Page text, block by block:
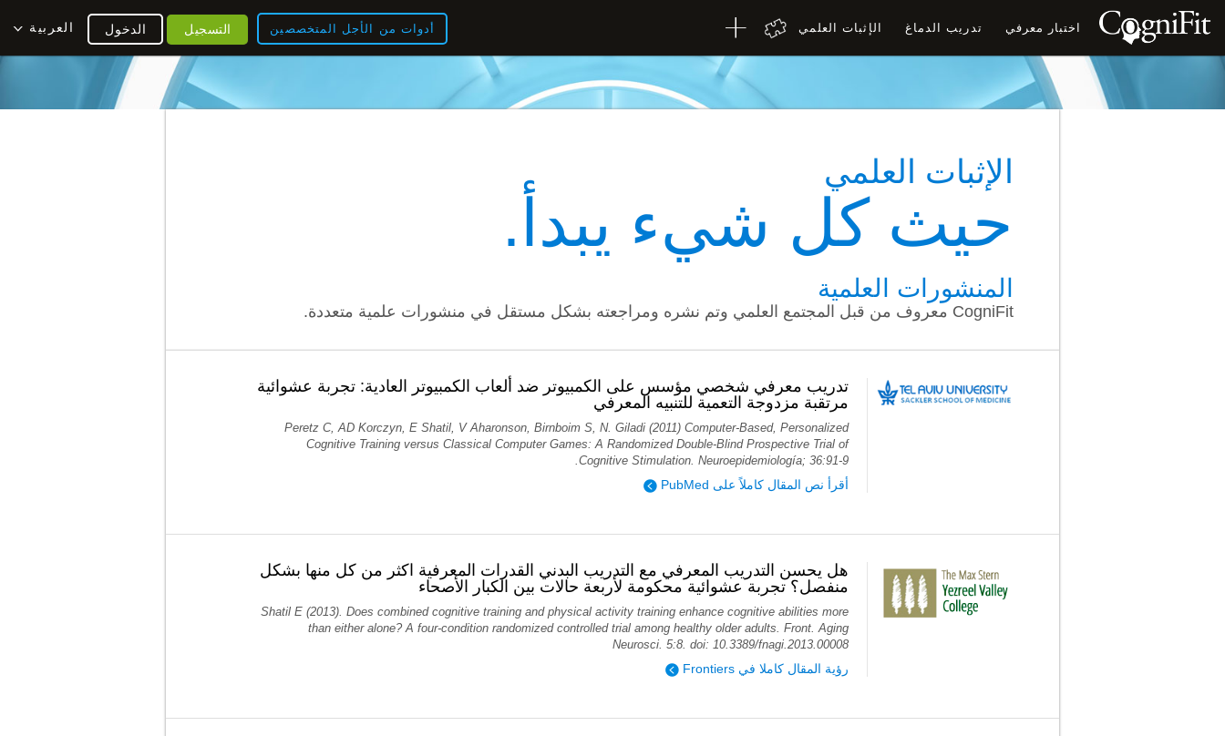
اختبار معرفي تدريب الدماغ الإثبات العلمي أدوات من الأجل المتخصصين العربية الدخول التسجيل
الإثبات العلمي
حيث كل شيء يبدأ.
المنشورات العلمية
CogniFit معروف من قبل المجتمع العلمي وتم نشره ومراجعته بشكل مستقل في منشورات علمية متعددة.
تدريب معرفي شخصي مؤسس على الكمبيوتر ضد ألعاب الكمبيوتر العادية: تجربة عشوائية
مرتقبة مزدوجة التعمية للتنبيه المعرفي
Peretz C, AD Korczyn, E Shatil, V Aharonson, Birnboim S, N. Giladi (2011) Computer-Based, Personalized
Cognitive Training versus Classical Computer Games: A Randomized Double-Blind Prospective Trial of
Cognitive Stimulation. Neuroepidemiología; 36:91-9.
أقرأ نص المقال كاملاً على PubMed
هل يحسن التدريب المعرفي مع التدريب البدني القدرات المعرفية اكثر من كل منها بشكل
منفصل؟ تجربة عشوائية محكومة لأربعة حالات بين الكبار الأصحاء
Shatil E (2013). Does combined cognitive training and physical activity training enhance cognitive abilities more
than either alone? A four-condition randomized controlled trial among healthy older adults. Front. Aging
Neurosci. 5:8. doi: 10.3389/fnagi.2013.00008
رؤية المقال كاملا في Frontiers